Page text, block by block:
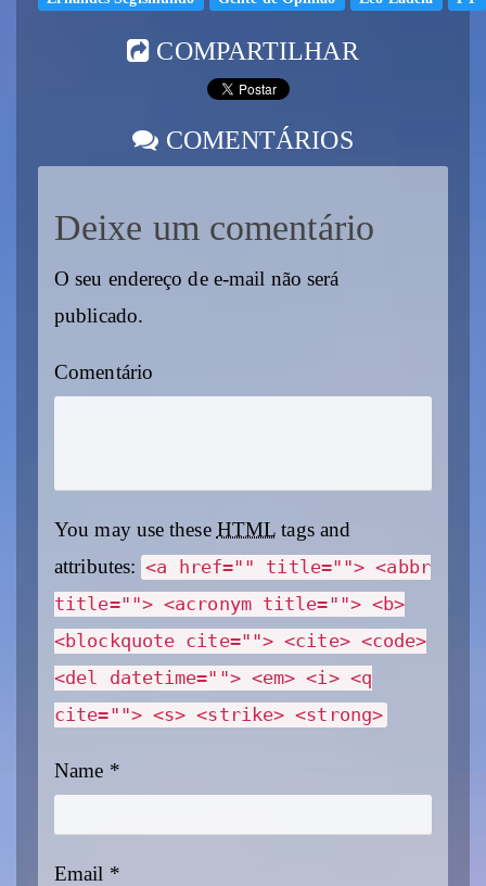
COMPARTILHAR
COMENTÁRIOS
Deixe um comentário
O seu endereço de e-mail não será
publicado.
Comentário
You may use these HTML tags and
attributes: <a href="" title=""> <abbr
title=""> <acronym title=""> <b>
<blockquote cite=""> <cite> <code>
<del datetime=""> <em> <i> <q
cite=""> <s> <strike> <strong>
Name *
Email *